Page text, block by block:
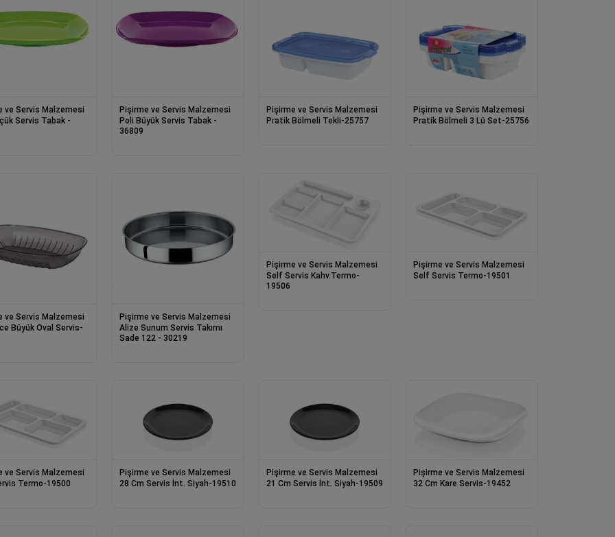
ve Servis Malzemesi
Servis Tabak -
Pişirme ve Servis Malzemesi
Poli Büyük Servis Tabak -
36809
Pişirme ve Servis Malzemesi
Pratik Bölmeli Tekli-25757
Pişirme ve Servis Malzemesi
Pratik Bölmeli 3 Lü Set-25756
ve Servis Malzemesi
Büyük Oval Servis-
Pişirme ve Servis Malzemesi
Alize Sunum Servis Takımı
Sade 122 - 30219
Pişirme ve Servis Malzemesi
Self Servis Kahv.Termo-
19506
Pişirme ve Servis Malzemesi
Self Servis Termo-19501
ve Servis Malzemesi
Termo-19500
Pişirme ve Servis Malzemesi
28 Cm Servis İnt. Siyah-19510
Pişirme ve Servis Malzemesi
21 Cm Servis İnt. Siyah-19509
Pişirme ve Servis Malzemesi
32 Cm Kare Servis-19452